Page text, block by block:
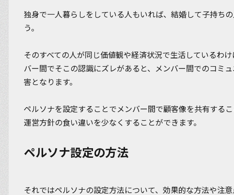
独身で一人暮らしをしている人もいれば、結婚して子持ち
う。
そのすべての人が同じ価値観や経済状況で生活しているわ
バー間でそこの認識にズレがあると、メンバー間でのコミ
害となります。
ペルソナを設定することでメンバー間で顧客像を共有する
運営方針の食い違いを少なくする ことができます。
ペルソナ設定の方法
それではペルソナの設定方法について、効果的な方法や注